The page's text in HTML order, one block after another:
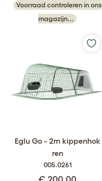
Voorraad controleren in ons
magazijn...
Eglu Go - 2m kippenhok
ren
005.0261